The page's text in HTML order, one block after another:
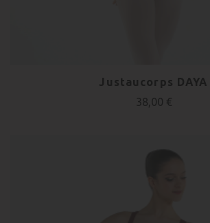
Justaucorps DAYA
38,00 €